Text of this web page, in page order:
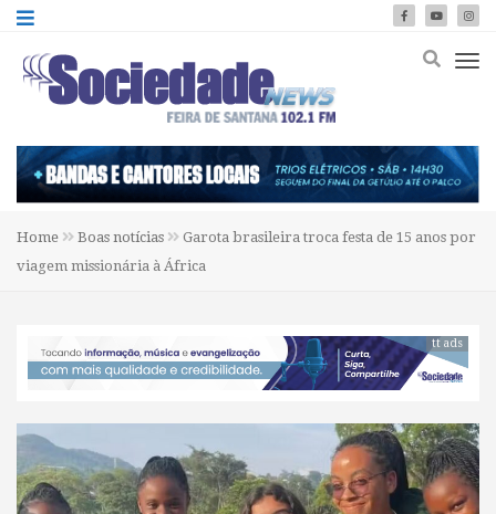
Home Boas notícias
Garota brasileira troca festa de 15 anos por
viagem missionária à África
tt ads